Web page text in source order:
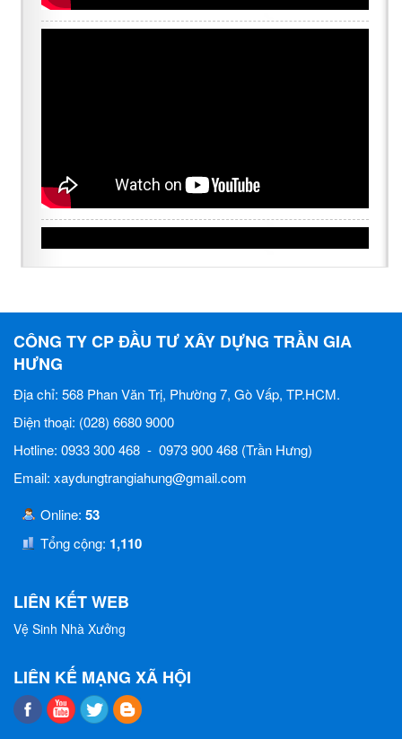
CÔNG TY CP ĐẦU TƯ XÂY DỰNG TRẦN GIA
HƯNG
Địa chỉ: 568 Phan Văn Trị, Phường 7, Gò Vấp, TP.HCM.
Điện thoại: (028) 6680 9000
Hotline: 0933 300 468 - 0973 900 468 (Trần Hưng)
Email: xaydungtrangiahung@gmail.com
Online: 53
Tổng cộng: 1,110
LIÊN KẾT WEB
Vệ Sinh Nhà Xưởng
LIÊN KẾ MẠNG XÃ HỘI